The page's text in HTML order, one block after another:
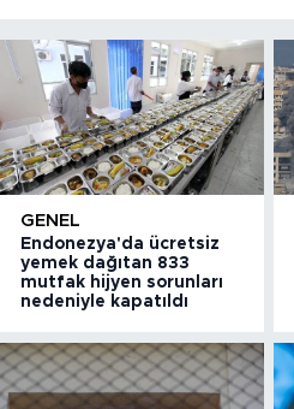
GENEL
Endonezya'da ücretsiz
yemek dağıtan 833
mutfak hijyen sorunları
nedeniyle kapatıldı